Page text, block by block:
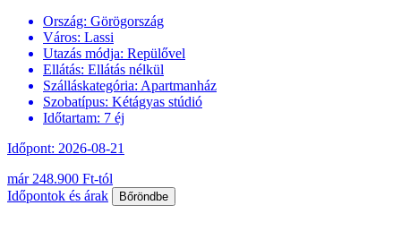
Ország: Görögország
Város: Lassi
Utazás módja: Repülővel
Ellátás: Ellátás nélkül
Szálláskategória: Apartmanház
Szobatípus: Kétágyas stúdió
Időtartam: 7 éj
Időpont: 2026-08-21
már 248.900 Ft-tól
Időpontok és árak
Bőröndbe